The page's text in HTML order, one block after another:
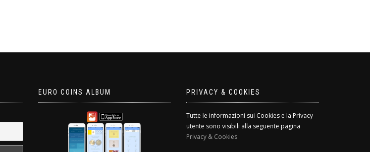
EURO COINS ALBUM PRIVACY & COOKIES
Tutte le informazioni sui Cookies e la Privacy
utente sono visibili alla seguente pagina
Privacy & Cookies